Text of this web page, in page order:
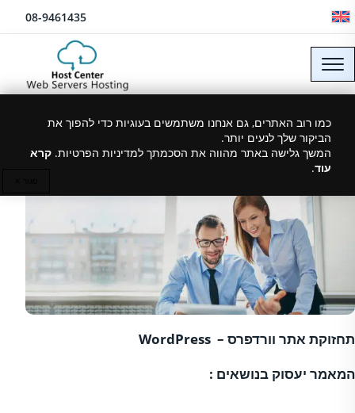
דלג לתוכן 08-9461435
כמו רוב האתרים, גם אנחנו משתמשים בעוגיות כדי להפוך את
הביקור שלך לנעים יותר.
המשך גלישה באתר מהווה את הסכמתך למדיניות הפרטיות. קרא
עוד.
תחזוקת אתר וורדפרס
13/12/2018
תחזוקת אתר וורדפרס – WordPress
המאמר יעסוק בנושאים :